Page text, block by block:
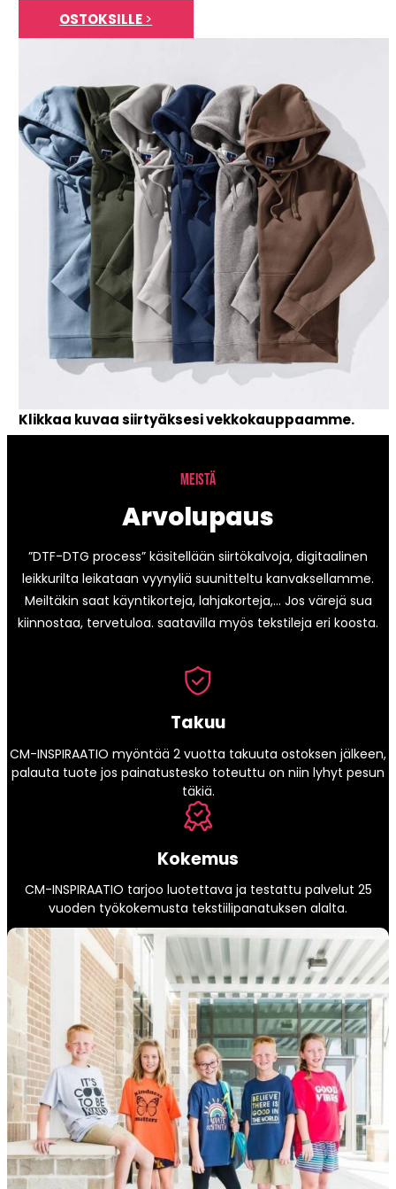
OSTOKSILLE>
Klikkaa kuvaa siirtyäksesi vekkokauppaamme.
MEISTÄ
Arvolupaus
”DTF-DTG process” käsitellään siirtökalvoja, digitaalinen
leikkurilta leikataan vyynyliä suunitteltu kanvaksellamme.
Meiltäkin saat käyntikorteja, lahjakorteja,… Jos värejä sua
kiinnostaa, tervetuloa. saatavilla myös tekstileja eri koosta.
Takuu
CM-INSPIRAATIO myöntää 2 vuotta takuuta ostoksen jälkeen,
palauta tuote jos painatustesko toteuttu on niin lyhyt pesun
täkiä.
Kokemus
CM-INSPIRAATIO tarjoo luotettava ja testattu palvelut 25
vuoden työkokemusta tekstiilipanatuksen alalta.